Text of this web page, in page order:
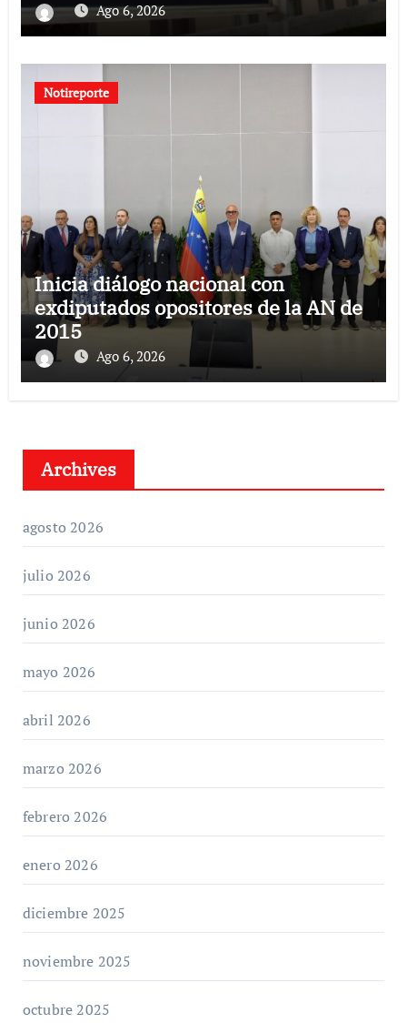
Ago 6, 2026
Notireporte
Inicia diálogo nacional con
exdiputados opositores de la AN de
2015
Ago 6, 2026
Archives
agosto 2026
julio 2026
junio 2026
mayo 2026
abril 2026
marzo 2026
febrero 2026
enero 2026
diciembre 2025
noviembre 2025
octubre 2025